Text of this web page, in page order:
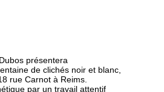
présentera
de clichés noir et blanc,
rue Carnot à Reims.
par un travail attentif